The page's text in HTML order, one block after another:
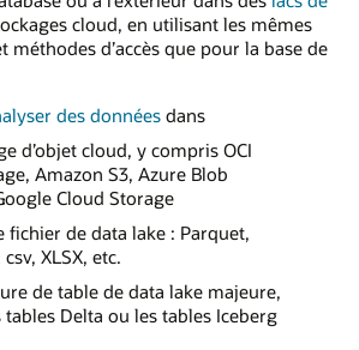
cloud, en utilisant les mêmes
méthodes d’accès que pour la base de
des donnéesdans
d’objet cloud, y compris OCI
Amazon S3, Azure Blob
Cloud Storage
fichier de data lake : Parquet,
XLSX, etc.
de table de data lake majeure,
Delta ou les tables Iceberg